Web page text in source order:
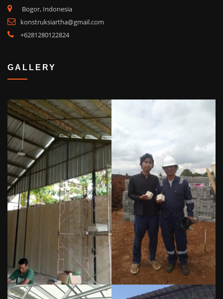
Bogor, Indonesia
konstruksiartha@gmail.com
+6281280122824
GALLERY